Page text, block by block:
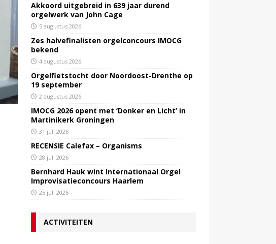
Akkoord uitgebreid in 639 jaar durend
orgelwerk van John Cage
5 augustus 2026
Zes halvefinalisten orgelconcours IMOCG
bekend
4 augustus 2026
Orgelfietstocht door Noordoost-Drenthe op
19 september
2 augustus 2026
IMOCG 2026 opent met ‘Donker en Licht’ in
Martinikerk Groningen
31 juli 2026
RECENSIE Calefax – Organisms
28 juli 2026
Bernhard Hauk wint Internationaal Orgel
Improvisatieconcours Haarlem
25 juli 2026
ACTIVITEITEN